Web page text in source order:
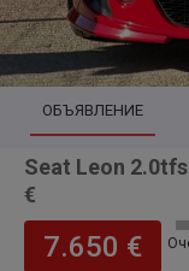
ОБЪЯВЛЕНИЕ
Seat Leon
€
7.650 €